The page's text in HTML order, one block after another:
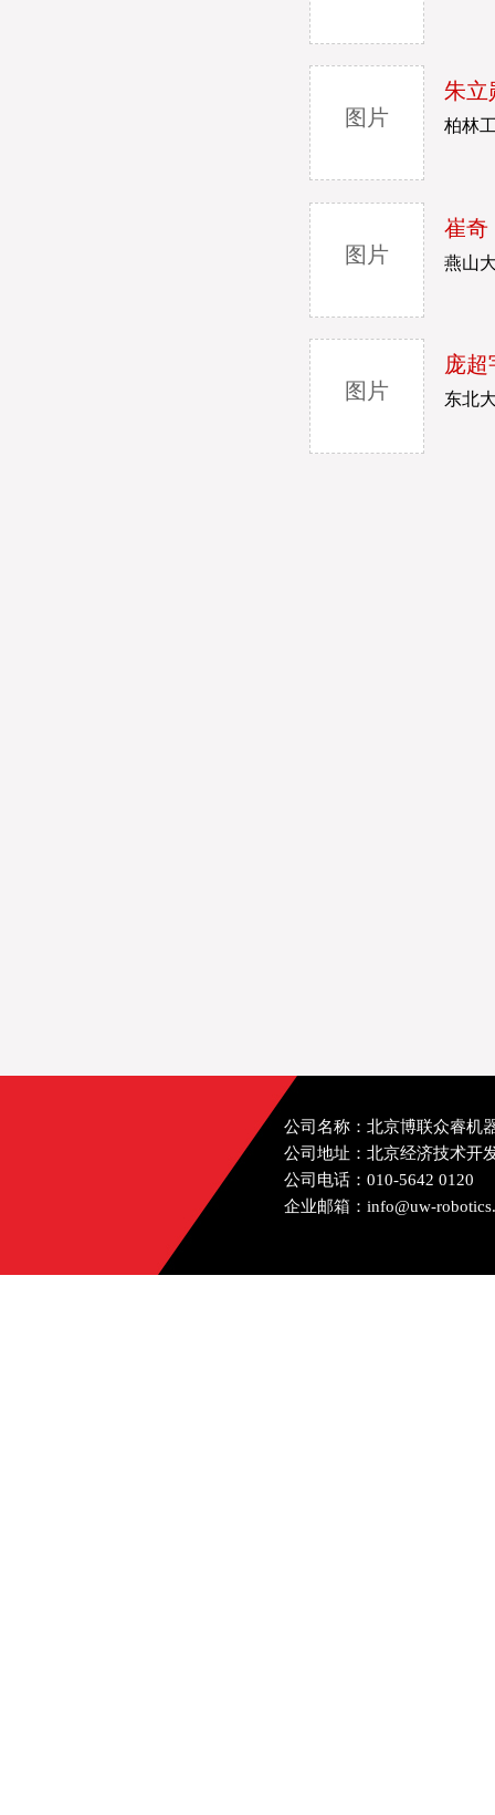
图片
朱
柏林
图片
崔奇
燕山
图片
庞
东北
公司名称：北京博联众睿机
公司地址：北京经济技术开
公司电话：010-5642 0120
企业邮箱：info@uw-